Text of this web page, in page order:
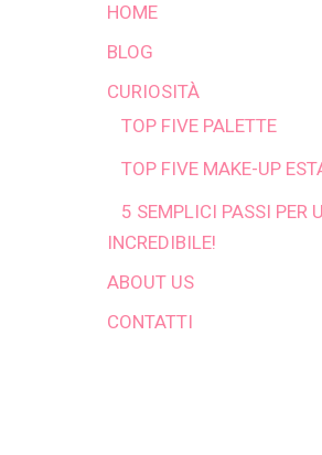
HOME
BLOG
CURIOSITÀ
TOP FIVE PALETTE
TOP FIVE MAKE-UP
5 SEMPLICI PASSI PER
INCREDIBILE!
ABOUT US
CONTATTI